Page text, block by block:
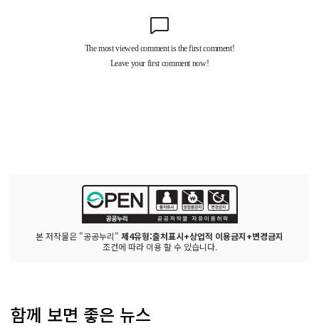
본 저작물은 "공공누리" 제4유형:출처표시+상업적 이용금지+변경금지
조건에 따라 이용 할 수 있습니다.
함께 보면 좋은 뉴스